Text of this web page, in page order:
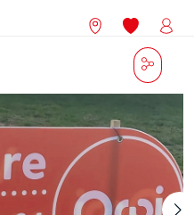
Nos agences
Mes